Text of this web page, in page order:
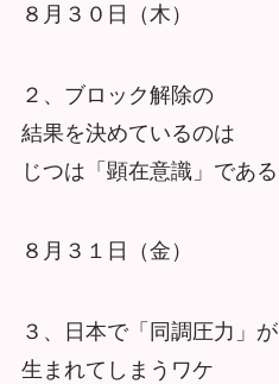
８月３０日（木）
２、ブロック解除の
結果を決めているのは
じつは「顕在意識」である
８月３１日（金）
３、日本で「同調圧力」が
生まれてしまうワケ